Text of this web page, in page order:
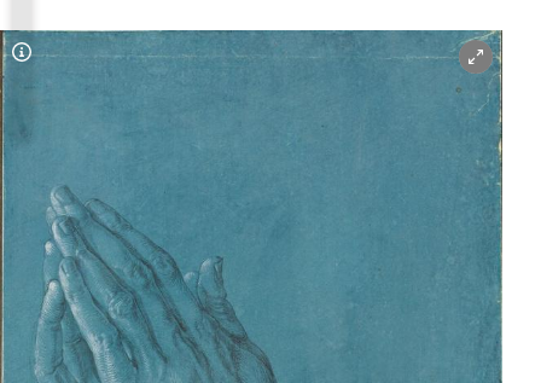
Copyright-Hinweis öffnen/schließen